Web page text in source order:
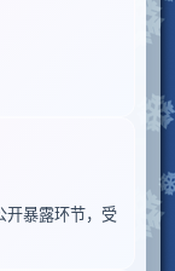
开暴露环节，受